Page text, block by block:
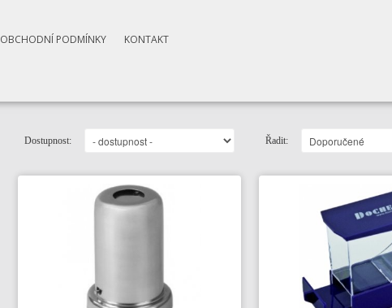
OBCHODNÍ PODMÍNKY KONTAKT
Dostupnost: Řadit: